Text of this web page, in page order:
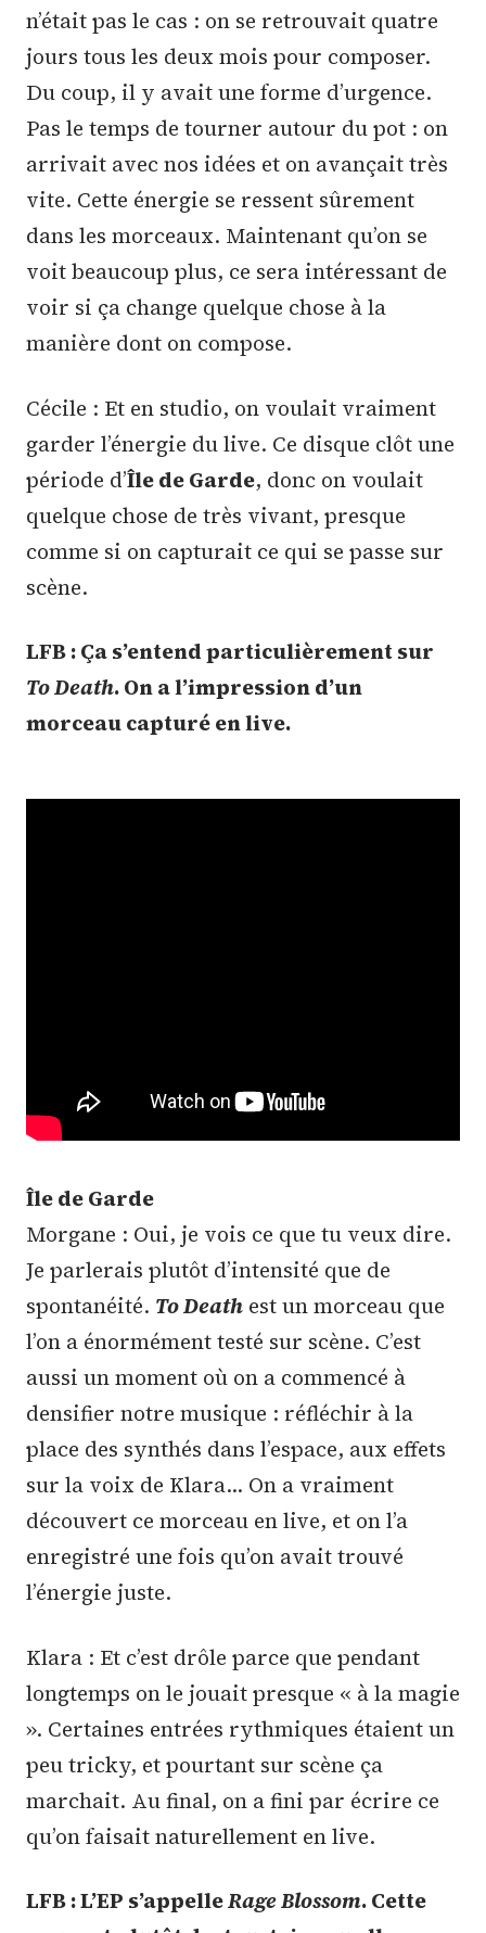
n’était pas le cas : on se retrouvait quatre
jours tous les deux mois pour composer.
Du coup, il y avait une forme d’urgence.
Pas le temps de tourner autour du pot : on
arrivait avec nos idées et on avançait très
vite. Cette énergie se ressent sûrement
dans les morceaux. Maintenant qu’on se
voit beaucoup plus, ce sera intéressant de
voir si ça change quelque chose à la
manière dont on compose.
Cécile : Et en studio, on voulait vraiment
garder l’énergie du live. Ce disque clôt une
période d’Île de Garde, donc on voulait
quelque chose de très vivant, presque
comme si on capturait ce qui se passe sur
scène.
LFB : Ça s’entend particulièrement sur
To Death. On a l’impression d’un
morceau capturé en live.
Île de Garde
Morgane : Oui, je vois ce que tu veux dire.
Je parlerais plutôt d’intensité que de
spontanéité. To Death est un morceau que
l’on a énormément testé sur scène. C’est
aussi un moment où on a commencé à
densifier notre musique : réfléchir à la
place des synthés dans l’espace, aux effets
sur la voix de Klara… On a vraiment
découvert ce morceau en live, et on l’a
enregistré une fois qu’on avait trouvé
l’énergie juste.
Klara : Et c’est drôle parce que pendant
longtemps on le jouait presque « à la magie
». Certaines entrées rythmiques étaient un
peu tricky, et pourtant sur scène ça
marchait. Au final, on a fini par écrire ce
qu’on faisait naturellement en live.
LFB : L’EP s’appelleRage Blossom. Cette